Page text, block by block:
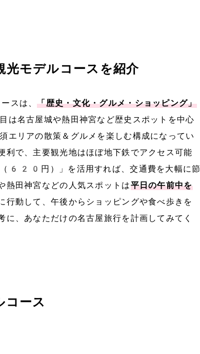
モデルコースを紹介
スは、「歴史・文化・グルメ・ショッピング」
は名古屋城や熱田神宮など歴史スポットを中心
リアの散策＆グルメを楽しむ構成になってい
利で、主要観光地はほぼ地下鉄でアクセス可能
620円）」を活用すれば、交通費を大幅に節
熱田神宮などの人気スポットは平日の午前中を
行動して、午後からショッピングや食べ歩きを
、あなただけの名古屋旅行を計画してみてく
ース